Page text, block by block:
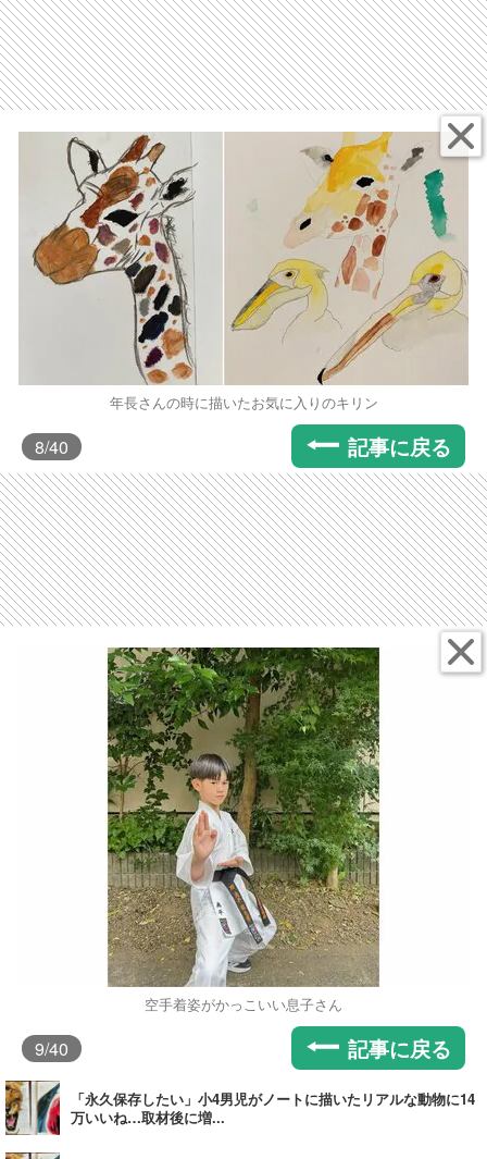
年長さんの時に描いたお気に入りのキリン
8/40 記事に戻る
空手着姿がかっこいい息子さん
9/40 記事に戻る
「永久保存したい」小4男児がノートに描いたリアルな動物に14
万いいね…取材後に増...